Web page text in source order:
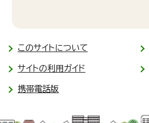
このサイトについて
サイトの利用ガイド
携帯電話版